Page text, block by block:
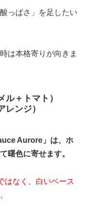
っぱさ」を足したい
は本格寄りが向きま
＋トマト）
レンジ）
Aurore」は、ホ
曙色に寄せます。
はなく、白いベース